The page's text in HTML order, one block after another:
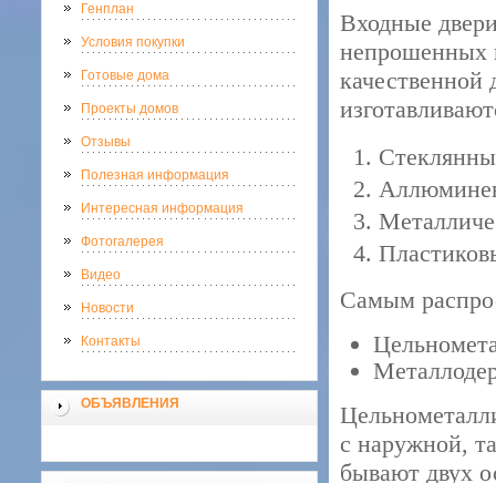
Генплан
Условия покупки
Готовые дома
Проекты домов
Отзывы
Полезная информация
Интересная информация
Фотогалерея
Видео
Новости
Контакты
ОБЪЯВЛЕНИЯ
Входные
непрошенных
качественной
Самым
с наружной,
бывают двух